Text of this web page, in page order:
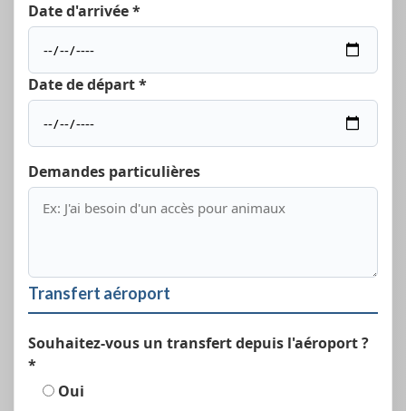
Date d'arrivée *
Date de départ *
Demandes particulières
Transfert aéroport
Souhaitez-vous un transfert depuis l'aéroport ?
*
Oui